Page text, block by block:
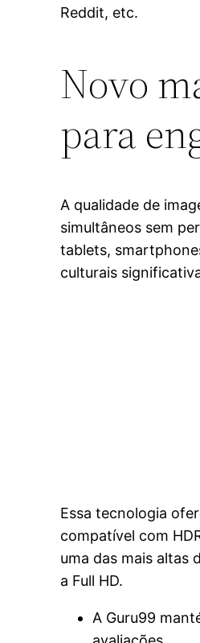
Reddit, etc.
Novo
para
A qualidade de
simultâneos sem
tablets,
culturais
Essa tecnologia
compatível com
uma das mais altas
a Full HD.
A Guru99